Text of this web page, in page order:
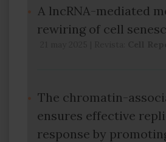
A lncRNA-mediated
rewiring of cell
The chromatin-
ensures effective
response by